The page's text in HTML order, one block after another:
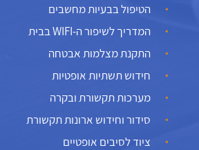
הטיפול בבעיות מחשבים
המדריך לשיפור ה-WIFI בבית
התקנת מצלמות אבטחה
חידוש תשתיות אופטיות
מערכות תקשורת ובקרה
סידור וחידוש ארונות תקשורת
ציוד לסיבים אופטיים